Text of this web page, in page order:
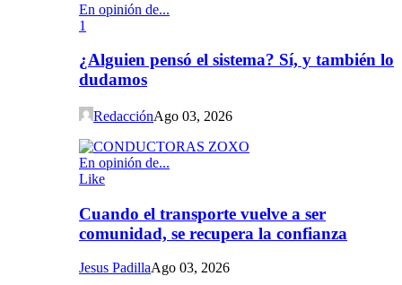
En opinión de...
1
¿Alguien pensó el sistema? Sí, y también lo
dudamos
RedacciónAgo 03, 2026
En opinión de...
Like
Cuando el transporte vuelve a ser
comunidad, se recupera la confianza
Jesus PadillaAgo 03, 2026